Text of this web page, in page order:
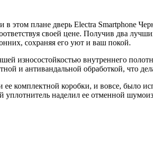
этом плане дверь Electra Smartphone
своей цене. Получив два
сохраняя его уют и ваш покой.
износостойкостью внутреннего
и антивандальной обработкой, что
комплектной коробки, и вовсе, было
уплотнитель наделил ее отменной